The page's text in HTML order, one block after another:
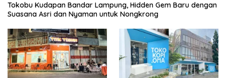
Tokobu Kudapan Bandar Lampung, Hidden Gem Baru dengan
Suasana Asri dan Nyaman untuk Nongkrong